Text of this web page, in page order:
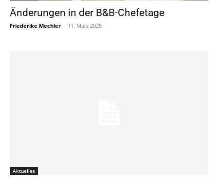
Änderungen in der B&B-Chefetage
Friederike Mechler - 11. März 2025
Aktuelles